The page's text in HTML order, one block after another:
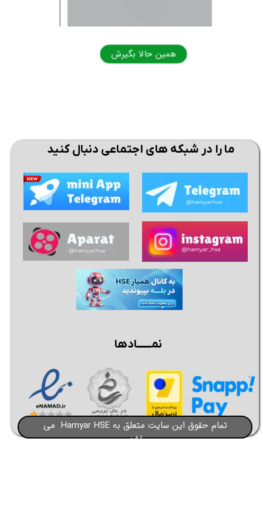
همین حالا بگیرش
تمام حقوق این سایت متعلق به Hamyar HSE می
باشد​​​​​​​
ما را در شبکه های اجتماعی دنبال کنید
نمــــــادها